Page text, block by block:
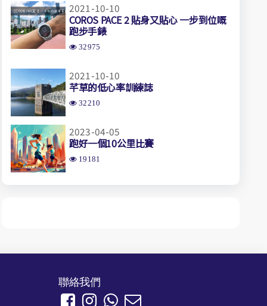
2021-10-10
COROS PACE 2 貼身又貼心 一步到位嘅
跑步手錶
32975
2021-10-10
芊草的低心率訓練誌
32210
2023-04-05
跑好一個10公里比賽
19181
聯絡我們